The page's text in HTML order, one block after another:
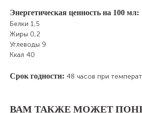
Энергетическая ценность на 100 мл:
Белки 1,5
Жиры 0,2
Углеводы 9
Ккал 40
Срок годности: 48 часов при
ВАМ ТАКЖЕ МОЖЕТ